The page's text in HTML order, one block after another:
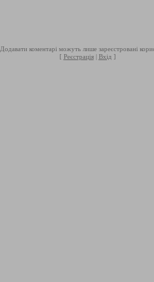
Додавати коментарі можуть лише зареєстровані
[ Реєстрація| Вхід ]